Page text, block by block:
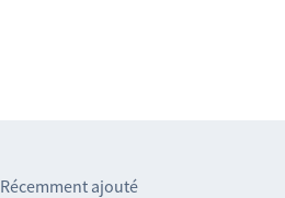
Récemment ajouté